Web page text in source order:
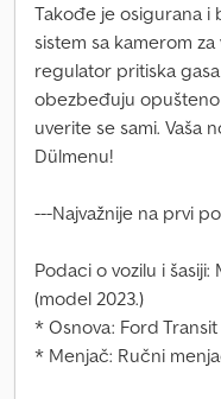
Takođe je osigurana i
sistem sa kamerom
regulator pritiska
obezbeđuju
uverite se sami. Vaša
Dülmenu!
---Najvažnije na prvi
Podaci o vozilu i
(model 2023.)
* Osnova: Ford Transit
* Menjač: Ručni